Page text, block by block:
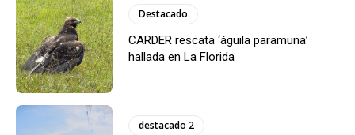
Destacado
CARDER rescata ‘águila paramuna’
hallada en La Florida
destacado 2